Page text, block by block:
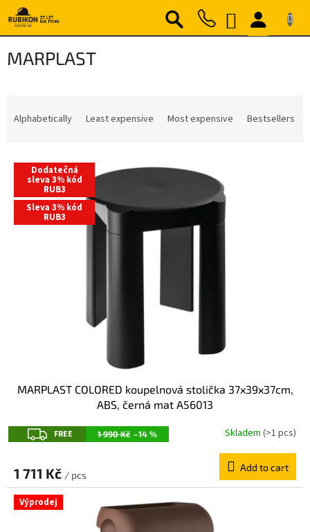
content
SHOPPING
CART
MARPLAST
Alphabetically Least expensive Most expensive Bestsellers
Dodatečná
sleva 3% kód
RUB3
Sleva 3% kód
RUB3
F
E
E
FREE 1 990 Kč –14 %
MARPLAST COLORED koupelnová stolička 37x39x37cm,
ABS, černá mat A56013
Skladem (>1 pcs)
1 711 Kč / pcs
Add to cart
Výprodej